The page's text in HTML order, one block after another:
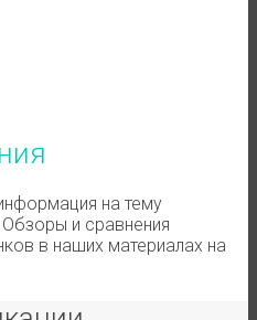
на тему
и сравнения
в наших материалах на